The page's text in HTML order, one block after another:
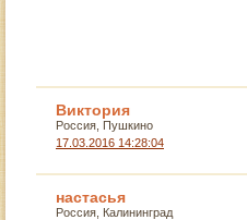
Виктория
Россия, Пушкино
17.03.2016 14:28:04
настасья
Россия, Калининград